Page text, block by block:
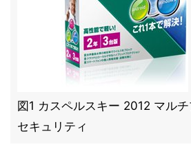
図1 カスペルスキー 2012 マル
セキュリティ